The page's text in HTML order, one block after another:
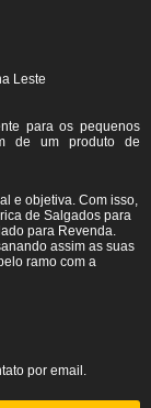
Leste
para os pequenos
de um produto de
e objetiva. Com isso,
de Salgados para
para Revenda.
assim as suas
ramo com a
por email.